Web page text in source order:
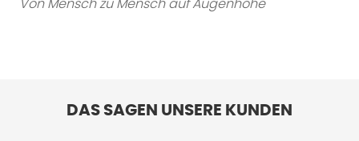
Von Mensch zu Mensch auf Augenhöhe
DAS SAGEN UNSERE KUNDEN